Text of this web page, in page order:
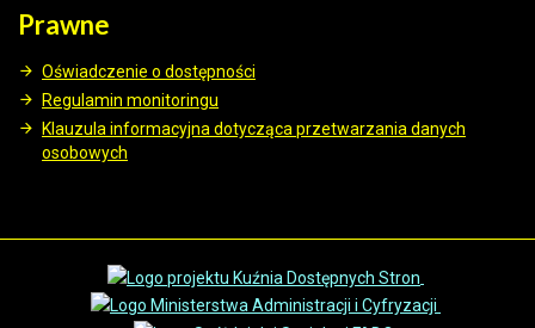
Prawne
Oświadczenie o dostępności
Regulamin monitoringu
Klauzula informacyjna dotycząca przetwarzania danych
osobowych